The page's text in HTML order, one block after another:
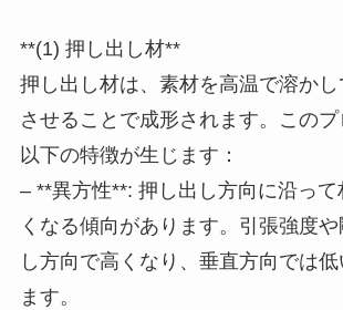
**(1) 押し出し材**
押し出し材は、素材を高温で溶か
させることで成形されます。このプ
以下の特徴が生じます：
– **異方性**: 押し出し方向に沿って
くなる傾向があります。引張強度
し方向で高くなり、垂直方向では低
ます。